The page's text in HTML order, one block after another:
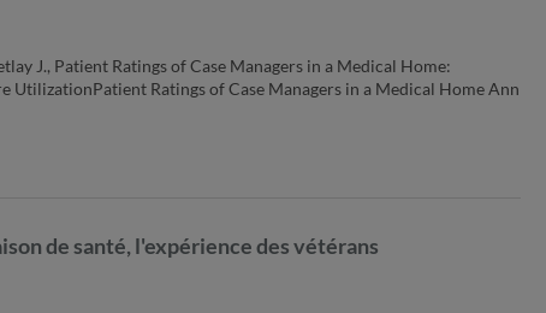
J., Patient Ratings of Case Managers in a Medical Home:
Ratings of Case Managers in a Medical Home Ann
de santé, l'expérience des vétérans